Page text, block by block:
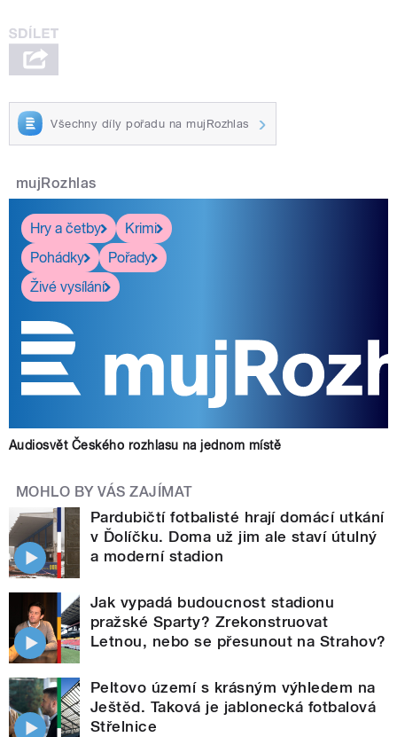
Všechny díly pořadu na mujRozhlas
mujRozhlas
Hry a četby
Krimi
Pohádky
Pořady
Živé vysílání
Audiosvět Českého rozhlasu na jednom místě
MOHLO BY VÁS ZAJÍMAT
Pardubičtí fotbalisté hrají domácí utkání
v Ďolíčku. Doma už jim ale staví útulný
a moderní stadion
Jak vypadá budoucnost stadionu
pražské Sparty? Zrekonstruovat
Letnou, nebo se přesunout na Strahov?
Peltovo území s krásným výhledem na
Ještěd. Taková je jablonecká fotbalová
Střelnice